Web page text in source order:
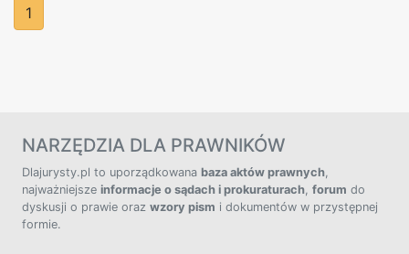
1
NARZĘDZIA DLA PRAWNIKÓW
Dlajurysty.pl to uporządkowana baza aktów prawnych,
najważniejsze informacje o sądach i prokuraturach, forum do
dyskusji o prawie oraz wzory pism i dokumentów w przystępnej
formie.